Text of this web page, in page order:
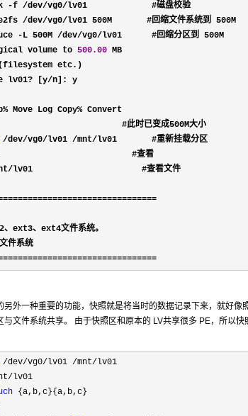
-f /dev/vg0/lv01             #磁盘校验
/dev/vg0/lv01 500M       #回缩文件系统到 500M
-L 500M /dev/vg0/lv01      #回缩分区到 500M
volume to 500.00 MB
(filesystem etc.)
lv01? [y/n]: y
% Move Log Copy% Convert
#此时已变成500M大小
/dev/vg0/lv01 /mnt/lv01       #重新挂载分区
#查看
lv01                      #查看文件
、ext4文件系统。
外一种重要的功能，快照就是将当时的数据记录下来，就好像
文件系统共享。 由于快照区和原本的 LV共享很多 PE，所以
/dev/vg0/lv01 /mnt/ lv01
lv01
{a,b,c}{a,b,c}